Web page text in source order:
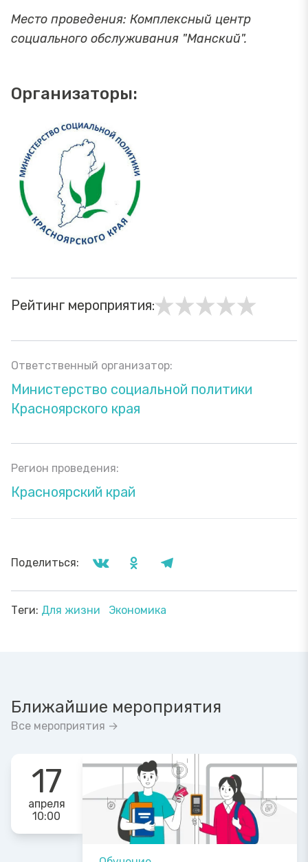
Место проведения: Комплексный центр
социального обслуживания "Манский".
Организаторы:
Рейтинг мероприятия:
Ответственный организатор:
Министерство социальной политики
Красноярского края
Регион проведения:
Красноярский край
Поделиться:
Теги: Для жизни Экономика
Ближайшие мероприятия
Все мероприятия →
17
апреля
10:00